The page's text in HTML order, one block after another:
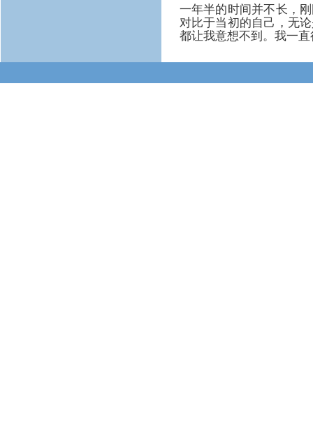
一年半的时间并不长，
对比于当初的自己，无
都让我意想不到。我一